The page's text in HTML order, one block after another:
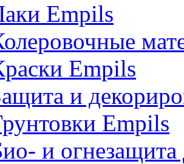
Empils
Empils
и
Empils
и